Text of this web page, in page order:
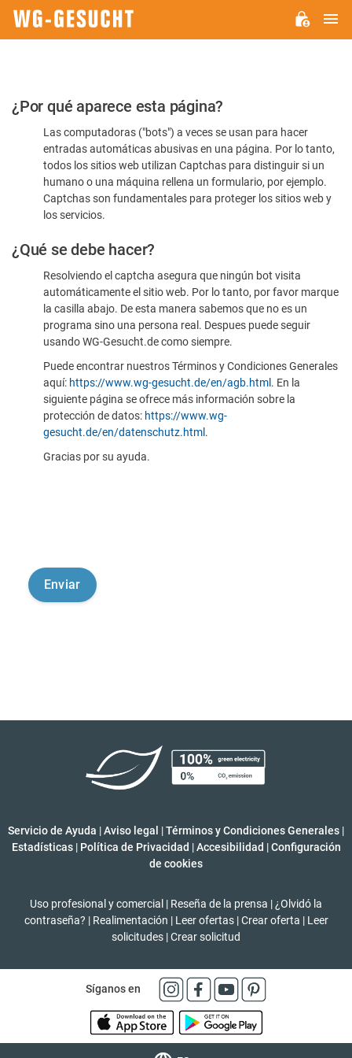
Por
favor,
confirme
humano
¿Por qué aparece esta página?
Las computadoras ("bots") a veces se usan para hacer
entradas automáticas abusivas en una página. Por lo tanto,
todos los sitios web utilizan Captchas para distinguir si un
humano o una máquina rellena un formulario, por ejemplo.
Captchas son fundamentales para proteger los sitios web y
los servicios.
¿Qué se debe hacer?
Resolviendo el captcha asegura que ningún bot visita
automáticamente el sitio web. Por lo tanto, por favor marque
la casilla abajo. De esta manera sabemos que no es un
programa sino una persona real. Despues puede seguir
usando WG-Gesucht.de como siempre.
Puede encontrar nuestros Términos y Condiciones Generales
aquí: https://www.wg-gesucht.de/en/agb.html . En la
siguiente página se ofrece más información sobre la
protección de datos: https://www.wg-
gesucht.de/en/datenschutz.html .
Gracias por su ayuda.
Servicio de Ayuda |Aviso legal |Términos y Condiciones Generales |
Estadísticas | Política de Privacidad | Accesibilidad | Configuración
de cookies
Uso profesional y comercial | Reseña de la prensa | ¿Olvidó la
contraseña? | Realimentación | Leer ofertas | Crear oferta | Leer
solicitudes |Crear solicitud
Síganos en